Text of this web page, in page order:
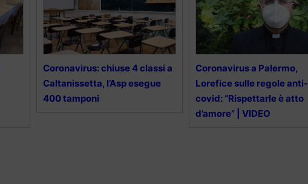
Coronavirus: chiuse 4 classi a
Caltanissetta, l’Asp esegue
400 tamponi
Coronavirus a Palermo,
Lorefice sulle regole anti-
covid: “Rispettarle è atto
d’amore” | VIDEO